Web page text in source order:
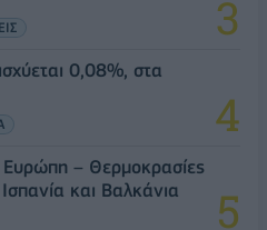
0,08%, στα
– Θερμοκρασίες
και Βαλκάνια